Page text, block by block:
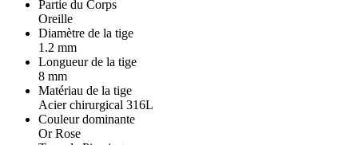
Partie du Corps
Oreille
Diamètre de la tige
1.2 mm
Longueur de la tige
8 mm
Matériau de la tige
Acier chirurgical 316L
Couleur dominante
Or Rose